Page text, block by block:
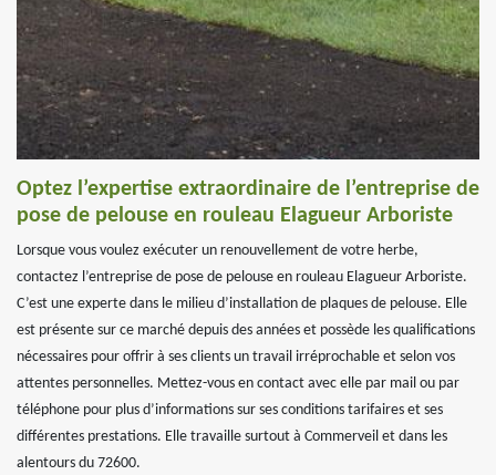
Optez l’expertise extraordinaire de l’entreprise de
pose de pelouse en rouleau Elagueur Arboriste
Lorsque vous voulez exécuter un renouvellement de votre herbe,
contactez l’entreprise de pose de pelouse en rouleau Elagueur Arboriste.
C’est une experte dans le milieu d’installation de plaques de pelouse. Elle
est présente sur ce marché depuis des années et possède les qualifications
nécessaires pour offrir à ses clients un travail irréprochable et selon vos
attentes personnelles. Mettez-vous en contact avec elle par mail ou par
téléphone pour plus d’informations sur ses conditions tarifaires et ses
différentes prestations. Elle travaille surtout à Commerveil et dans les
alentours du 72600.